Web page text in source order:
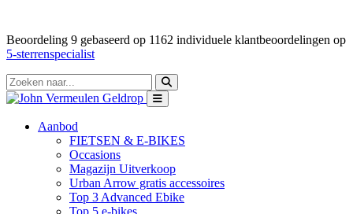
Beoordeling 9 gebaseerd op 1162 individuele klantbeoordelingen op
5-sterrenspecialist
Aanbod
FIETSEN & E-BIKES
Occasions
Magazijn Uitverkoop
Urban Arrow gratis accessoires
Top 3 Advanced Ebike
Top 5 e-bikes